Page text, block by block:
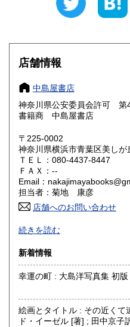
1,230円
大阪府
奈良県
鳥取県 1,480円
岡山県
山口県 1,480円
香川県 1,480円
高知県 1,480円
佐賀県
熊本県 1,740円
沖縄県 2,070円
店舗情報
中島屋書店
神奈川県公安委員会許可 第
書籍商 中島屋書店
〒225-0002
神奈川県横浜市青葉区美し
ＴＥＬ：080-4437-8447
ＦＡＸ：--
Email：
担当者：菊地 康彦
店舗へのお問い合わせ
適格請求書発行事業者登録
高額商品のご購入を検討さ
たい場合は、
出来るだけ対応させて頂き
慮なくご相談ください。
沿線名：-
続きを読む
新着情報
絵画とタイトル : その近くて遠い関係 （ルー
ド・イーゼル [著] ; 田中京子